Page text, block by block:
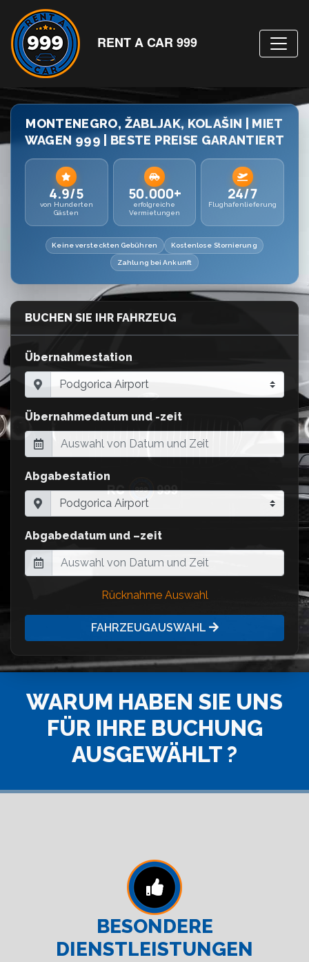
RENT A CAR 999
MONTENEGRO, ŽABLJAK, KOLAŠIN | MIET
WAGEN 999 | BESTE PREISE GARANTIERT
4.9/5
von Hunderten
Gästen
50.000+
erfolgreiche
Vermietungen
24/7
Flughafenlieferung
Keine versteckten Gebühren Kostenlose Stornierung
Zahlung bei Ankunft
BUCHEN SIE IHR FAHRZEUG
Übernahmestation
Übernahmedatum und -zeit
Abgabestation
Abgabedatum und –zeit
Rücknahme Auswahl
FAHRZEUGAUSWAHL
WARUM HABEN SIE UNS
FÜR IHRE BUCHUNG
AUSGEWÄHLT ?
BESONDERE
DIENSTLEISTUNGEN